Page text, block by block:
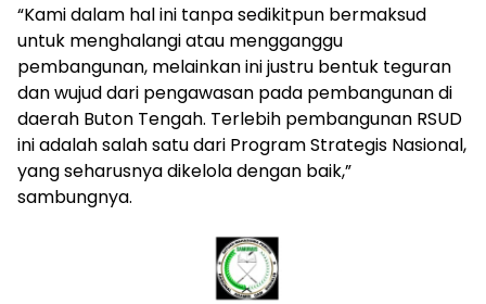
“Kami dalam hal ini tanpa sedikitpun bermaksud
untuk menghalangi atau mengganggu
pembangunan, melainkan ini justru bentuk teguran
dan wujud dari pengawasan pada pembangunan di
daerah Buton Tengah. Terlebih pembangunan RSUD
ini adalah salah satu dari Program Strategis Nasional,
yang seharusnya dikelola dengan baik,”
sambungnya.